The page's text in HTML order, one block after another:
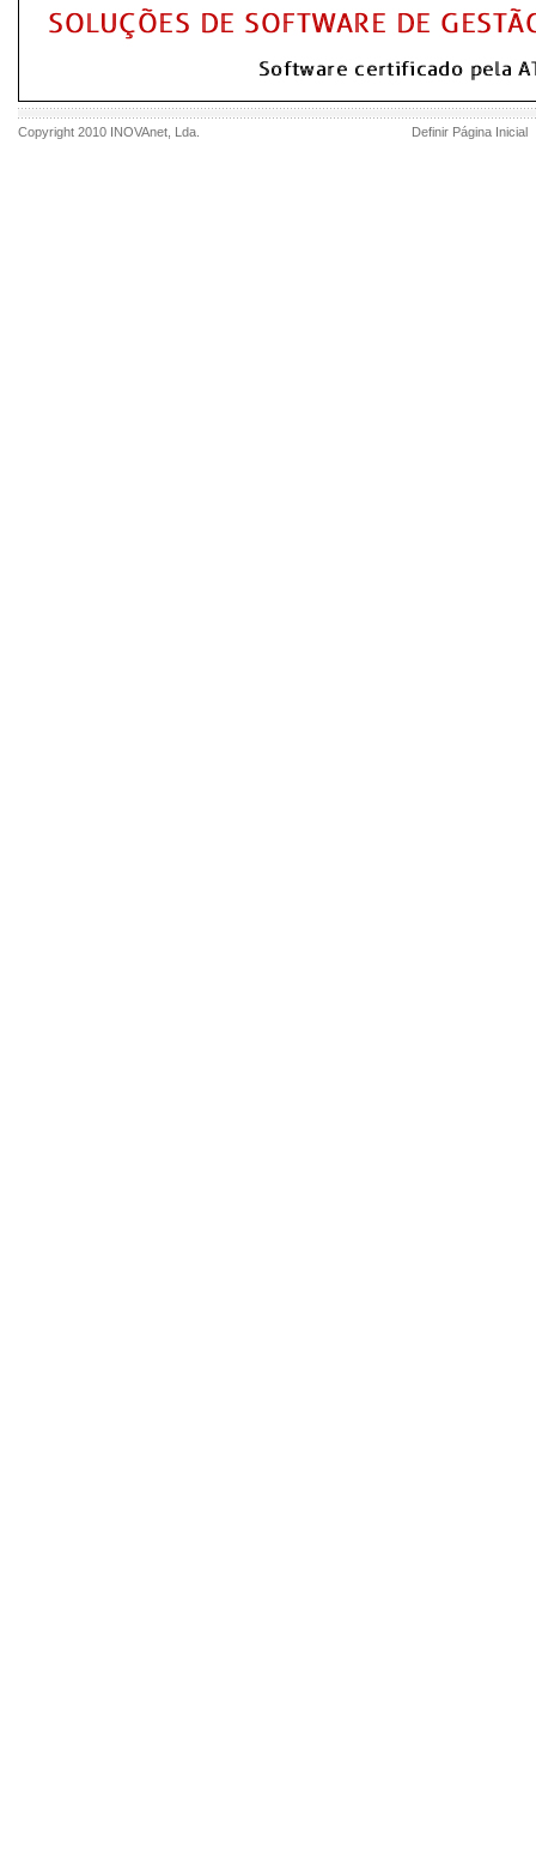
Copyright 2010 INOVAnet , Lda. Definir Página Inicial